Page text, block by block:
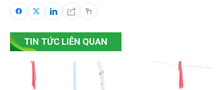
TIN TỨC LIÊN QUAN